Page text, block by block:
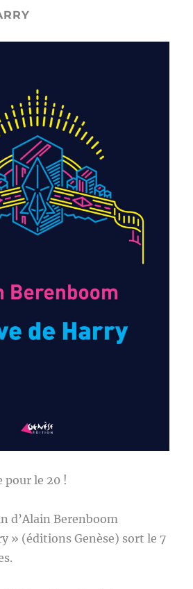
pour le 20 !
d’Alain Berenboom
» (éditions Genèse) sort le 7